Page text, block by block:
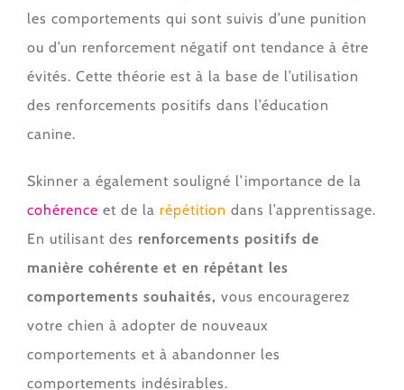
les comportements qui sont suivis d’une punition
ou d’un renforcement négatif ont tendance à être
évités. Cette théorie est à la base de l’utilisation
des renforcements positifs dans l’éducation
canine.
Skinner a également souligné l’importance de la
cohérence et de la répétition dans l’apprentissage.
En utilisant des renforcements positifs de
manière cohérente et en répétant les
comportements souhaités, vous encouragerez
votre chien à adopter de nouveaux
comportements et à abandonner les
comportements indésirables.